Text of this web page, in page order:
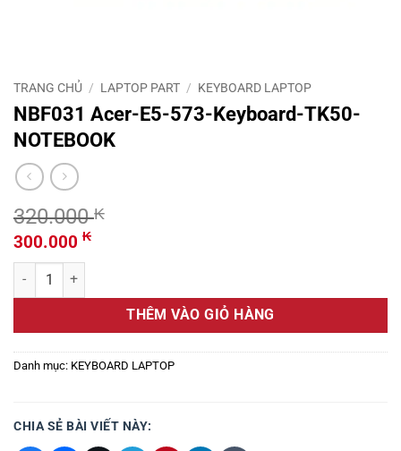
TRANG CHỦ / LAPTOP PART / KEYBOARD LAPTOP
NBF031 Acer-E5-573-Keyboard-TK50-
NOTEBOOK
320.000₭
Giá
gốc
là:
320.000 ₭.
300.000 ₭Giá
là:
300.000 ₭.
NBF031 Acer-E5-573-Keyboard-TK50-NOTEBOOK số lượng
THÊM VÀO GIỎ HÀNG
Danh mục: KEYBOARD LAPTOP
CHIA SẺ BÀI VIẾT NÀY: